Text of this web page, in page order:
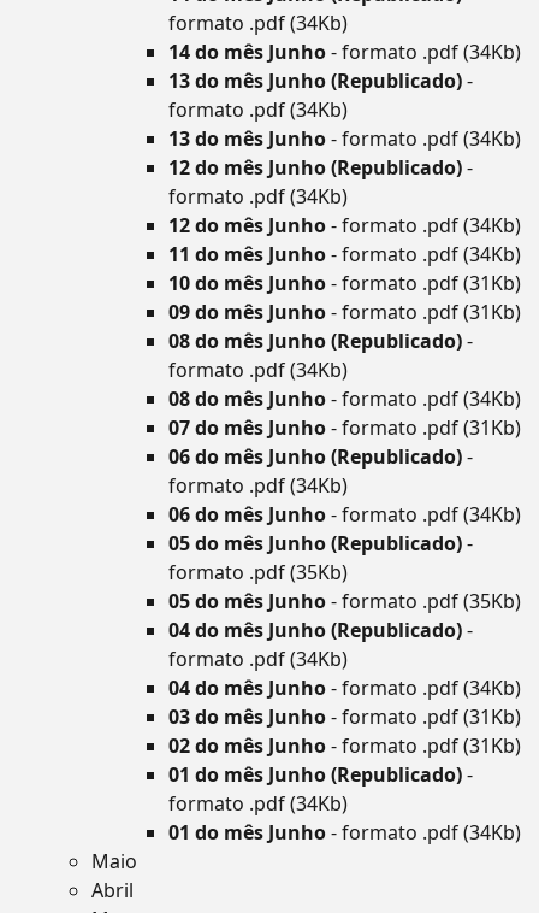
formato .pdf (34Kb)
14 do mês Junho- formato .pdf (34Kb)
13 do mês Junho (Republicado)-
formato .pdf (34Kb)
13 do mês Junho- formato .pdf (34Kb)
12 do mês Junho (Republicado)-
formato .pdf (34Kb)
12 do mês Junho- formato .pdf (34Kb)
11 do mês Junho- formato .pdf (34Kb)
10 do mês Junho- formato .pdf (31Kb)
09 do mês Junho- formato .pdf (31Kb)
08 do mês Junho (Republicado)-
formato .pdf (34Kb)
08 do mês Junho- formato .pdf (34Kb)
07 do mês Junho- formato .pdf (31Kb)
06 do mês Junho (Republicado)-
formato .pdf (34Kb)
06 do mês Junho- formato .pdf (34Kb)
05 do mês Junho (Republicado)-
formato .pdf (35Kb)
05 do mês Junho- formato .pdf (35Kb)
04 do mês Junho (Republicado)-
formato .pdf (34Kb)
04 do mês Junho- formato .pdf (34Kb)
03 do mês Junho- formato .pdf (31Kb)
02 do mês Junho- formato .pdf (31Kb)
01 do mês Junho (Republicado)-
formato .pdf (34Kb)
01 do mês Junho- formato .pdf (34Kb)
Maio
Abril